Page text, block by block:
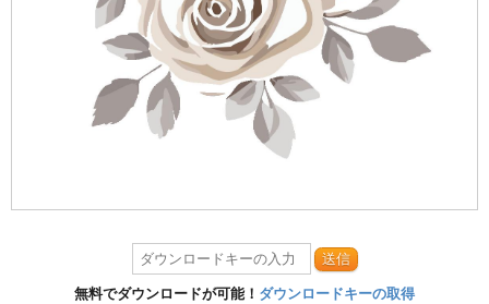
送信
無料でダウンロードが可能！ ダウンロードキーの取得